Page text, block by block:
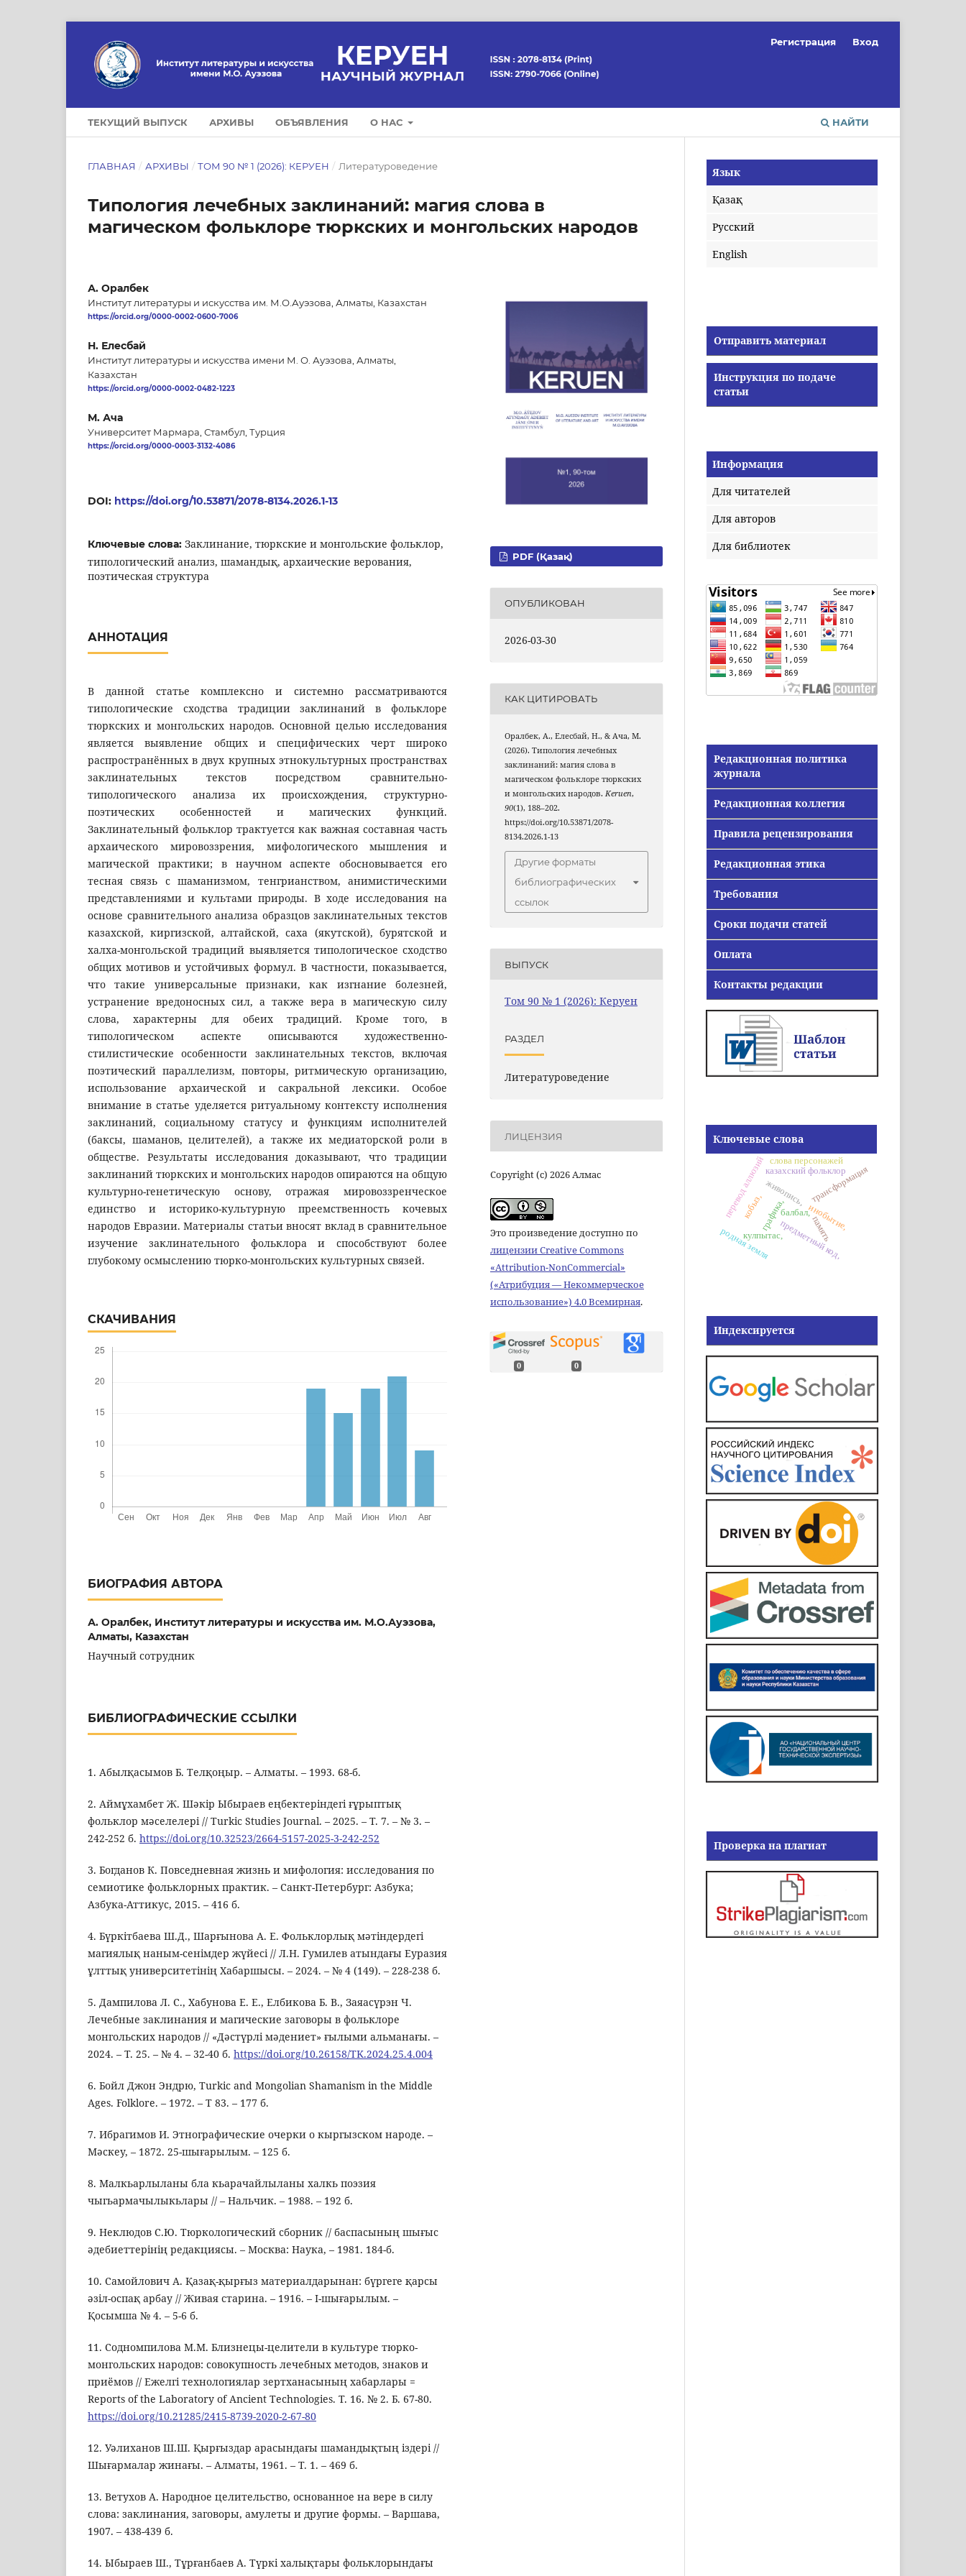
ТЕКУЩИЙ ВЫПУСК АРХИВЫ ОБЪЯВЛЕНИЯ О НАС НАЙТИ
Регистрация Вход
ГЛАВНАЯ / АРХИВЫ / ТОМ 90 № 1 (2026): КЕРУЕН / Литературоведение
Типология лечебных заклинаний: магия слова в
магическом фольклоре тюркских и монгольских народов
А. Оралбек
Институт литературы и искусства им. М.О.Ауэзова, Алматы, Казахстан
https://orcid.org/0000-0002-0600-7006
Н. Елесбай
Институт литературы и искусства имени М. О. Ауэзова, Алматы,
Казахстан
https://orcid.org/0000-0002-0482-1223
М. Ача
Университет Мармара, Стамбул, Турция
https://orcid.org/0000-0003-3132-4086
DOI: https://doi.org/10.53871/2078-8134.2026.1-13
Ключевые слова: Заклинание, тюркские и монгольские фольклор,
типологический анализ, шамандық, архаические верования,
поэтическая структура
АННОТАЦИЯ
В данной статье комплексно и системно рассматриваются
типологические сходства традиции заклинаний в фольклоре
тюркских и монгольских народов. Основной целью исследования
является выявление общих и специфических черт широко
распространённых в двух крупных этнокультурных пространствах
заклинательных текстов посредством сравнительно-
типологического анализа их происхождения, структурно-
поэтических особенностей и магических функций.
Заклинательный фольклор трактуется как важная составная часть
архаического мировоззрения, мифологического мышления и
магической практики; в научном аспекте обосновывается его
тесная связь с шаманизмом, тенгрианством, анимистическими
представлениями и культами природы. В ходе исследования на
основе сравнительного анализа образцов заклинательных текстов
казахской, киргизской, алтайской, саха (якутской), бурятской и
халха-монгольской традиций выявляется типологическое сходство
общих мотивов и устойчивых формул. В частности, показывается,
что такие универсальные признаки, как изгнание болезней,
устранение вредоносных сил, а также вера в магическую силу
слова, характерны для обеих традиций. Кроме того, в
типологическом аспекте описываются художественно-
стилистические особенности заклинательных текстов, включая
поэтический параллелизм, повторы, ритмическую организацию,
использование архаической и сакральной лексики. Особое
внимание в статье уделяется ритуальному контексту исполнения
заклинаний, социальному статусу и функциям исполнителей
(баксы, шаманов, целителей), а также их медиаторской роли в
обществе. Результаты исследования доказывают, что традиции
заклинаний тюркских и монгольских народов опираются на общую
культурно-генетическую основу, отражая мировоззренческое
единство и историко-культурную преемственность кочевых
народов Евразии. Материалы статьи вносят вклад в сравнительное
изучение заклинательного фольклора и способствуют более
глубокому осмыслению тюрко-монгольских культурных связей.
СКАЧИВАНИЯ
БИОГРАФИЯ АВТОРА
А. Оралбек, Институт литературы и искусства им. М.О.Ауэзова,
Алматы, Казахстан
Научный сотрудник
БИБЛИОГРАФИЧЕСКИЕ ССЫЛКИ
1. Абылқасымов Б. Телқоңыр. – Алматы. – 1993. 68-б.
2. Аймұхамбет Ж. Шәкір Ыбыраев еңбектеріндегі ғұрыптық
фольклор мәселелері // Turkic Studies Journal. – 2025. – Т. 7. – № 3. –
242-252 б. https://doi.org/10.32523/2664-5157-2025-3-242-252
3. Богданов К. Повседневная жизнь и мифология: исследования по
семиотике фольклорных практик. – Санкт-Петербург: Азбука;
Азбука-Аттикус, 2015. – 416 б.
4. Бүркітбаева Ш.Д., Шарғынова А. Е. Фольклорлық мәтіндердегі
магиялық наным-сенімдер жүйесі // Л.Н. Гумилев атындағы Еуразия
ұлттық университетінің Хабаршысы. – 2024. – № 4 (149). – 228-238 б.
5. Дампилова Л. С., Хабунова Е. Е., Елбикова Б. В., Заяасүрэн Ч.
Лечебные заклинания и магические заговоры в фольклоре
монгольских народов // «Дәстүрлі мәдениет» ғылыми альманағы. –
2024. – Т. 25. – № 4. – 32-40 б. https://doi.org/10.26158/TK.2024.25.4.004
6. Бойл Джон Эндрю, Turkic and Mongolian Shamanism in the Middle
Ages. Folklore. – 1972. – Т 83. – 177 б.
7. Ибрагимов И. Этнографические очерки о кыргызском народе. –
Мәскеу, – 1872. 25-шығарылым. – 125 б.
8. Малкьарлыланы бла кьарачайлыланы халкь поэзия
чыгьармачылыкьлары // – Нальчик. – 1988. – 192 б.
9. Неклюдов С.Ю. Тюркологический сборник // баспасының шығыс
әдебиеттерінің редакциясы. – Москва: Наука, – 1981. 184-б.
10. Самойлович А. Қазақ-қырғыз материалдарынан: бүргеге қарсы
әзіл-оспақ арбау // Живая старина. – 1916. – І-шығарылым. –
Қосымша № 4. – 5-6 б.
11. Содномпилова М.М. Близнецы-целители в культуре тюрко-
монгольских народов: совокупность лечебных методов, знаков и
приёмов // Ежелгі технологиялар зертханасының хабарлары =
Reports of the Laboratory of Ancient Technologies. Т. 16. № 2. Б. 67-80.
https://doi.org/10.21285/2415-8739-2020-2-67-80
12. Уәлиханов Ш.Ш. Қырғыздар арасындағы шамандықтың іздері //
Шығармалар жинағы. – Алматы, 1961. – Т. 1. – 469 б.
13. Ветухов А. Народное целительство, основанное на вере в силу
слова: заклинания, заговоры, амулеты и другие формы. – Варшава,
1907. – 438-439 б.
14. Ыбыраев Ш., Тұрғанбаев А. Түркі халықтары фольклорындағы
PDF (Қазақ)
ОПУБЛИКОВАН
2026-03-30
КАК ЦИТИРОВАТЬ
Оралбек, А., Елесбай, Н., & Ача, М.
(2026). Типология лечебных
заклинаний: магия слова в
магическом фольклоре тюркских
и монгольских народов.Keruen,
90(1), 188–202.
https://doi.org/10.53871/2078-
8134.2026.1-13
Другие форматы
библиографических
ссылок
ВЫПУСК
Том 90 № 1 (2026): Керуен
РАЗДЕЛ
Литературоведение
ЛИЦЕНЗИЯ
Copyright (c) 2026 Алмас
Это произведение доступно по
лицензии Creative Commons
«Attribution-NonCommercial»
(«Атрибуция — Некоммерческое
использование») 4.0 Всемирная.
0 0
Язык
Қазақ
Русский
English
Отправить материал
Инструкция по подаче
статьи
Информация
Для читателей
Для авторов
Для библиотек
Редакционная политика
журнала
Редакционная коллегия
Правила рецензирования
Редакционная этика
Требования
Сроки подачи статей
Оплата
Контакты редакции
Ключевые слова
живопись,
графика,
кобыз, балбал,
кулпытас,предметный код,
инобытие,
память
перевод аллюзий трансформация
родная земля
казахский фольклор
слова персонажей
Индексируется
Проверка на плагиат